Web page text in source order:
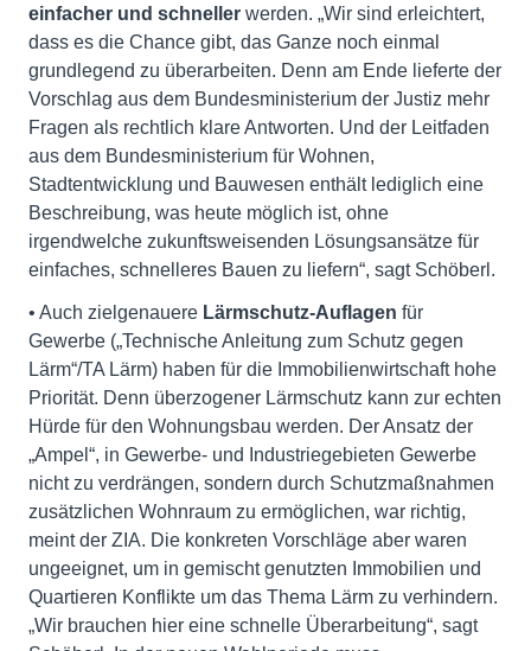
einfacher und schneller werden. „Wir sind erleichtert,
dass es die Chance gibt, das Ganze noch einmal
grundlegend zu überarbeiten. Denn am Ende lieferte der
Vorschlag aus dem Bundesministerium der Justiz mehr
Fragen als rechtlich klare Antworten. Und der Leitfaden
aus dem Bundesministerium für Wohnen,
Stadtentwicklung und Bauwesen enthält lediglich eine
Beschreibung, was heute möglich ist, ohne
irgendwelche zukunftsweisenden Lösungsansätze für
einfaches, schnelleres Bauen zu liefern“, sagt Schöberl.
• Auch zielgenauere Lärmschutz-Auflagen für
Gewerbe („Technische Anleitung zum Schutz gegen
Lärm“/TA Lärm) haben für die Immobilienwirtschaft hohe
Priorität. Denn überzogener Lärmschutz kann zur echten
Hürde für den Wohnungsbau werden. Der Ansatz der
„Ampel“, in Gewerbe- und Industriegebieten Gewerbe
nicht zu verdrängen, sondern durch Schutzmaßnahmen
zusätzlichen Wohnraum zu ermöglichen, war richtig,
meint der ZIA. Die konkreten Vorschläge aber waren
ungeeignet, um in gemischt genutzten Immobilien und
Quartieren Konflikte um das Thema Lärm zu verhindern.
„Wir brauchen hier eine schnelle Überarbeitung“, sagt